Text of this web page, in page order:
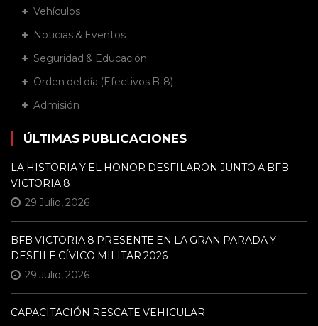
Vehículos
Noticias & Eventos
Seguridad & Educación
Orden del día (Efectivos B-8)
Admisión
ÚLTIMAS PUBLICACIONES
LA HISTORIA Y EL HONOR DESFILARON JUNTO A BFB
VICTORIA 8
29 Julio, 2026
BFB VICTORIA 8 PRESENTE EN LA GRAN PARADA Y
DESFILE CÍVICO MILITAR 2026
29 Julio, 2026
CAPACITACIÓN RESCATE VEHICULAR